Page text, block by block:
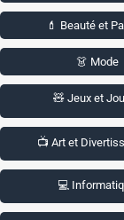
💄 Beauté et
👗 Mode
🧸 Jeux et
📺 Art et
💻